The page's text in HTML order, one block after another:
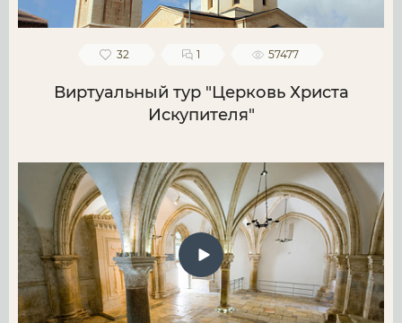
32 1 57477
Виртуальный тур "Церковь Христа
Искупителя"